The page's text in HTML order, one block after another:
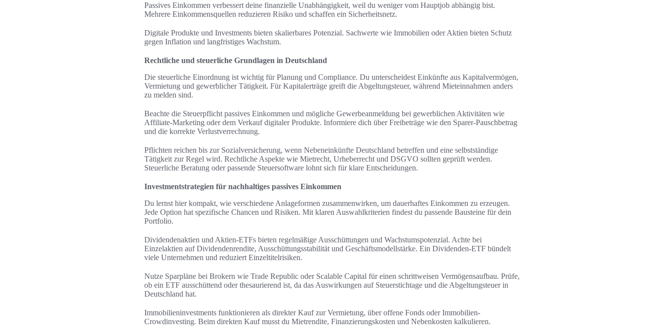
Passives Einkommen verbessert deine finanzielle Unabhängigkeit, weil du weniger vom Hauptjob abhängig bist.
Mehrere Einkommensquellen reduzieren Risiko und schaffen ein Sicherheitsnetz.
Digitale Produkte und Investments bieten skalierbares Potenzial. Sachwerte wie Immobilien oder Aktien bieten Schutz
gegen Inflation und langfristiges Wachstum.
Rechtliche und steuerliche Grundlagen in Deutschland
Die steuerliche Einordnung ist wichtig für Planung und Compliance. Du unterscheidest Einkünfte aus Kapitalvermögen,
Vermietung und gewerblicher Tätigkeit. Für Kapitalerträge greift die Abgeltungsteuer, während Mieteinnahmen anders
zu melden sind.
Beachte die Steuerpflicht passives Einkommen und mögliche Gewerbeanmeldung bei gewerblichen Aktivitäten wie
Affiliate-Marketing oder dem Verkauf digitaler Produkte. Informiere dich über Freibeträge wie den Sparer-Pauschbetrag
und die korrekte Verlustverrechnung.
Pflichten reichen bis zur Sozialversicherung, wenn Nebeneinkünfte Deutschland betreffen und eine selbstständige
Tätigkeit zur Regel wird. Rechtliche Aspekte wie Mietrecht, Urheberrecht und DSGVO sollten geprüft werden.
Steuerliche Beratung oder passende Steuersoftware lohnt sich für klare Entscheidungen.
Investmentstrategien für nachhaltiges passives Einkommen
Du lernst hier kompakt, wie verschiedene Anlageformen zusammenwirken, um dauerhaftes Einkommen zu erzeugen.
Jede Option hat spezifische Chancen und Risiken. Mit klaren Auswahlkriterien findest du passende Bausteine für dein
Portfolio.
Dividendenaktien und Aktien-ETFs bieten regelmäßige Ausschüttungen und Wachstumspotenzial. Achte bei
Einzelaktien auf Dividendenrendite, Ausschüttungsstabilität und Geschäftsmodellstärke. Ein Dividenden-ETF bündelt
viele Unternehmen und reduziert Einzeltitelrisiken.
Nutze Sparpläne bei Brokern wie Trade Republic oder Scalable Capital für einen schrittweisen Vermögensaufbau. Prüfe,
ob ein ETF ausschüttend oder thesaurierend ist, da das Auswirkungen auf Steuerstichtage und die Abgeltungsteuer in
Deutschland hat.
Immobilieninvestments funktionieren als direkter Kauf zur Vermietung, über offene Fonds oder Immobilien-
Crowdinvesting. Beim direkten Kauf musst du Mietrendite, Finanzierungskosten und Nebenkosten kalkulieren.